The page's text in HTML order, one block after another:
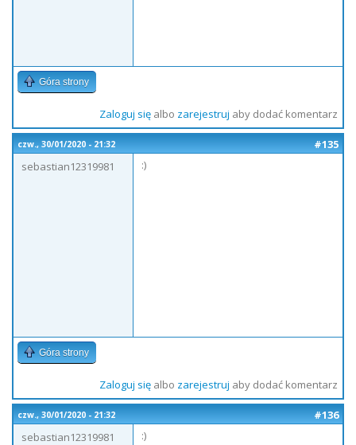
Góra strony
Zaloguj sięalbo zarejestruj aby dodać komentarz
czw., 30/01/2020 - 21:32
#135
sebastian12319981
:)
Góra strony
Zaloguj sięalbo zarejestruj aby dodać komentarz
czw., 30/01/2020 - 21:32
#136
sebastian12319981
:)